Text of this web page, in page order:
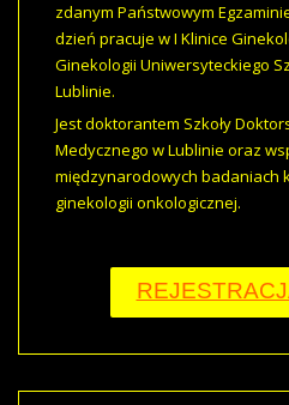
zdanym Państwowym
dzień pracuje w I Klinice
Ginekologii Uniwersyteckiego
Lublinie.
Jest doktorantem Szkoły
Medycznego w Lublinie oraz
międzynarodowych badaniach
ginekologii onkologicznej.